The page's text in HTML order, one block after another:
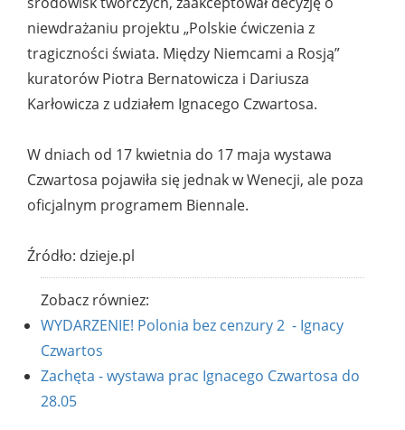
niewdrażaniu projektu „Polskie ćwiczenia z
tragiczności świata. Między Niemcami a Rosją”
kuratorów Piotra Bernatowicza i Dariusza
Karłowicza z udziałem Ignacego Czwartosa.
W dniach od 17 kwietnia do 17 maja wystawa
Czwartosa pojawiła się jednak w Wenecji, ale poza
oficjalnym programem Biennale.
Źródło: dzieje.pl
Zobacz równiez:
WYDARZENIE! Polonia bez cenzury 2 - Ignacy
Czwartos
Zachęta - wystawa prac Ignacego Czwartosa do
28.05